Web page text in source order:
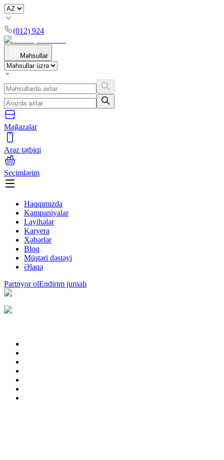
(012) 924
Məhsullar
Mağazalar
Araz tətbiqi
Seçimlərim
Haqqımızda
Kampaniyalar
Layihələr
Karyera
Xəbərlər
Bloq
Müştəri dəstəyi
Əlaqə
Partnyor olEndirim jurnalı